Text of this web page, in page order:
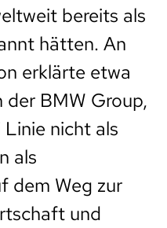
bereits als
hätten. An
erklärte etwa
der BMW Group,
nicht als
als
dem Weg zur
und